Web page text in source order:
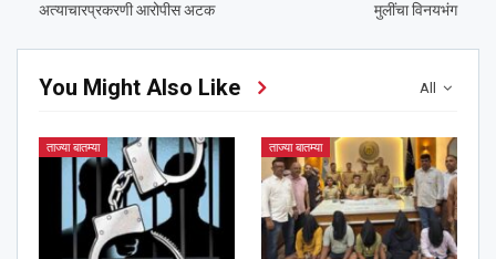
अत्याचारप्रकरणी आरोपीस अटक
मुलींचा विनयभंग
All
You Might Also Like
ताज्या बातम्या ताज्या बातम्या